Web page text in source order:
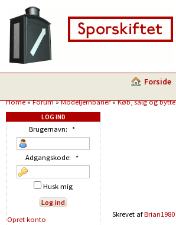
Forside
Home»Forum»Modeljernbaner»Køb, salg og bytte
Skrevet afBrian1980
LOG IND
Brugernavn: *
Adgangskode: *
Husk mig
Opret konto